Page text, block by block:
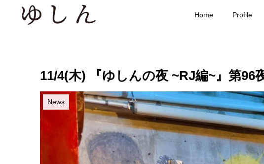
Home Profile
11/4(木) 『ゆしんの夜 ~RJ編~』第96
News